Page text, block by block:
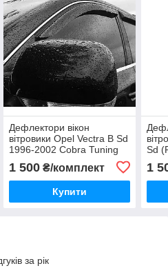
Дефлектори вікон
вітровики Opel Vectra B Sd
1996-2002 Cobra Tuning
1 500₴/комплект
Купити
Sd
1
за рік